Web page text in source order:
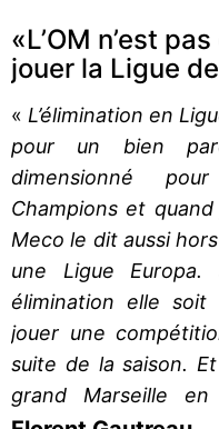
«L’OM n’est
jouer la Ligue
« L’élimination en
pour un bien
dimensionné
Champions et
Meco le dit aussi
une Ligue
élimination elle
jouer une
suite de la saison.
grand Marseille en